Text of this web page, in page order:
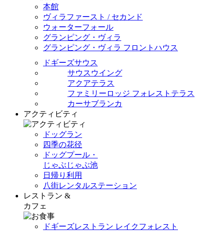
本館
ヴィラファースト / セカンド
ウォーターフォール
グランピング・ヴィラ
グランピング・ヴィラ フロントハウス
ドギーズサウス
サウスウイング
アクアテラス
ファミリーロッジ フォレストテラス
カーサブランカ
アクティビティ
ドッグラン
四季の花径
ドッグプール・
じゃぶじゃぶ池
日帰り利用
八街レンタルステーション
レストラン &
カフェ
ドギーズレストラン レイクフォレスト